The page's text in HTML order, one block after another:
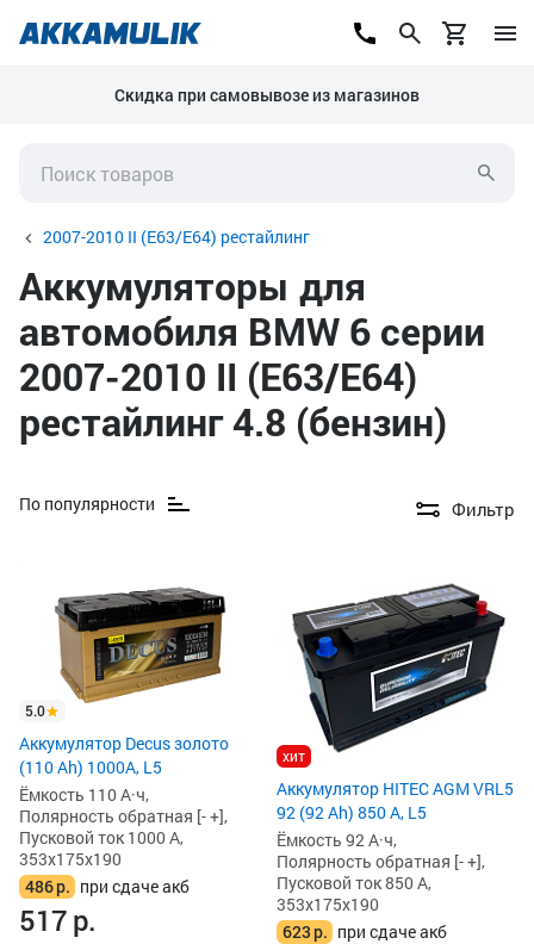
Скидка при самовывозе из магазинов
2007-2010 II (E63/E64) рестайлинг
Аккумуляторы для
автомобиля BMW 6 серии
2007-2010 II (E63/E64)
рестайлинг 4.8 (бензин)
По популярности Фильтр
5.0
Аккумулятор Decus золото
(110 Ah) 1000A, L5
Ёмкость 110 А·ч,
Полярность обратная [- +],
Пусковой ток 1000 А,
353x175x190
486р. при сдаче акб
517р.
хит
Аккумулятор HITEC AGM VRL5
92 (92 Ah) 850 А, L5
Ёмкость 92 А·ч,
Полярность обратная [- +],
Пусковой ток 850 А,
353x175x190
623р. при сдаче акб